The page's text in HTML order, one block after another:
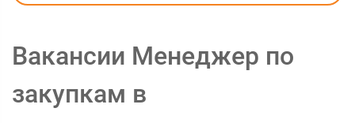
Вакансии Менеджер по
закупкам в